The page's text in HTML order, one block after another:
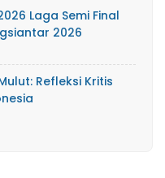
Laga Semi Final
2026
Refleksi Kritis